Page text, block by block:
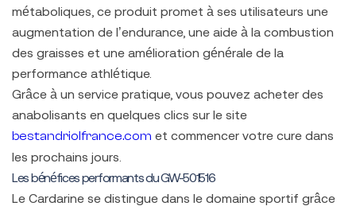
métaboliques, ce produit promet à ses utilisateurs une
augmentation de l’endurance, une aide à la combustion
des graisses et une amélioration générale de la
performance athlétique.
Grâce à un service pratique, vous pouvez acheter des
anabolisants en quelques clics sur le site
bestandriolfrance.com et commencer votre cure dans
les prochains jours.
Les bénéfices performants du GW-501516
Le Cardarine se distingue dans le domaine sportif grâce